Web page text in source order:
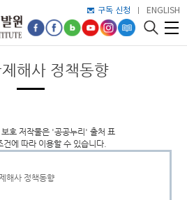
구독 신청 ENGLISH
해사 정책동향
호 저작물은 '공공누리' 출처 표
에 따라 이용할 수 있습니다.
해사 정책동향